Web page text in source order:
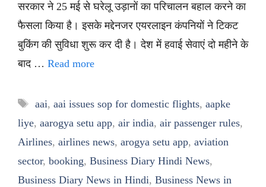
सरकार ने 25 मई से घरेलू उड़ानों का परिचालन बहाल करने का
फैसला किया है। इसके मद्देनजर एयरलाइन कंपनियों ने टिकट
बुकिंग की सुविधा शुरू कर दी है। देश में हवाई सेवाएं दो महीने के
बाद … Read more
Tags
aai, aai issues sop for domestic flights, aapke
liye, aarogya setu app, air india, air passenger rules,
Airlines, airlines news, arogya setu app, aviation
sector, booking, Business Diary Hindi News,
Business Diary News in Hindi, Business News in